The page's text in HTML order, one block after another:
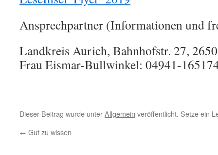
Ansprechpartner (Informationen und
Landkreis Aurich, Bahnhofstr. 27,
Frau Eismar-Bullwinkel: 04941-
Dieser Beitrag wurde unterAllgemein veröffentlicht. Setze ein
← Gut zu wissen